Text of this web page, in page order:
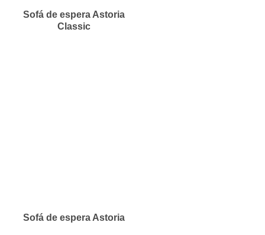
Sofá de espera Astoria
Classic
Sofá de espera Astoria